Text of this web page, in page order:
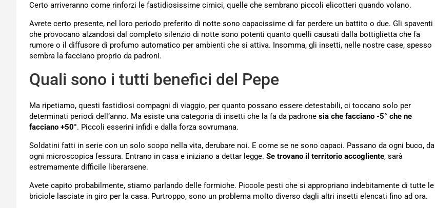
Certo arriveranno come rinforzi le fastidiosissime cimici, quelle che sembrano piccoli elicotteri quando volano.
Avrete certo presente, nel loro periodo preferito di notte sono capacissime di far perdere un battito o due. Gli spaventi
che provocano alzandosi dal completo silenzio di notte sono potenti quanto quelli causati dalla bottiglietta che fa
rumore o il diffusore di profumo automatico per ambienti che si attiva. Insomma, gli insetti, nelle nostre case, spesso
sembra la facciano proprio da padroni.
Quali sono i tutti benefici del Pepe
Ma ripetiamo, questi fastidiosi compagni di viaggio, per quanto possano essere detestabili, ci toccano solo per
determinati periodi dell’anno. Ma esiste una categoria di insetti che la fa da padrone sia che facciano -5° che ne
facciano +50°. Piccoli esserini infidi e dalla forza sovrumana.
Soldatini fatti in serie con un solo scopo nella vita, derubare noi. E come se ne sono capaci. Passano da ogni buco, da
ogni microscopica fessura. Entrano in casa e iniziano a dettar legge. Se trovano il territorio accogliente, sarà
estremamente difficile liberarsene.
Avete capito probabilmente, stiamo parlando delle formiche. Piccole pesti che si appropriano indebitamente di tutte le
briciole lasciate in giro per la casa. Purtroppo, sono un problema molto diverso dagli altri insetti elencati fino ad ora.